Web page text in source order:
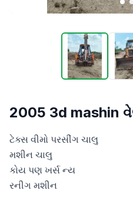
2005 3d mashin
ટેક્સ વીમો પરસીંગ ચાલુ
મશીન ચાલુ
કોય પણ ખર્સ ન્ય
રનીગ મશીન